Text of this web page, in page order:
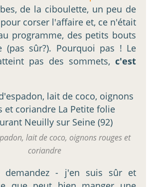
de la ciboulette, un peu de
corser l'affaire et, ce n'était
programme, des petits bouts
(pas sûr?). Pourquoi pas ! Le
pas des sommets, c'est
lait de coco, oignons rouges et
coriandre
demandez - j'en suis sûr et